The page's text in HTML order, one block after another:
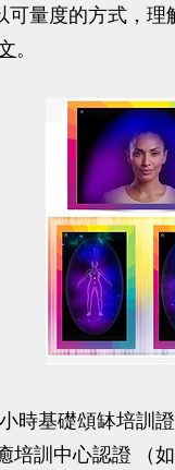
量度的方式，理
。
小時基礎頌缽培訓
培訓中心認證 （